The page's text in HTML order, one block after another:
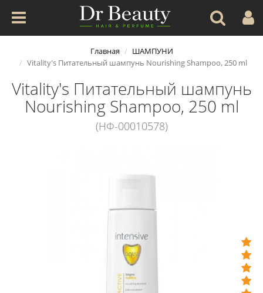
Главная
ШАМПУНИ
Vitality's Питательный шампунь Nourishing Shampoo, 250 ml
Vitality's Питательный шампунь
Nourishing Shampoo, 250 ml
(НФ-00010578)